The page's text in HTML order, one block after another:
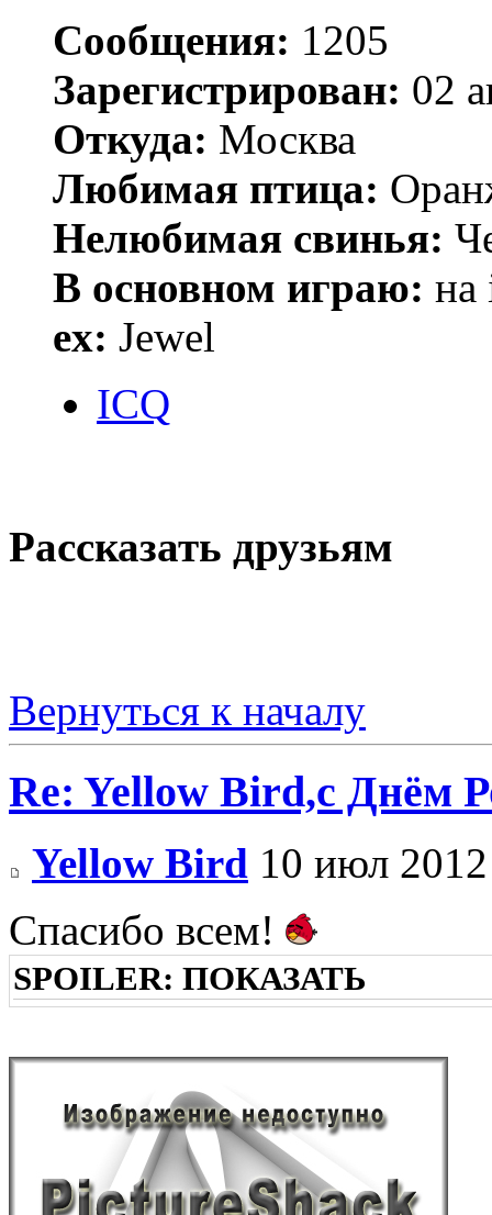
Сообщения: 1205
Зарегистрирован: 02
Откуда: Москва
Любимая птица:
Нелюбимая свинья:
В основном играю: на
ex: Jewel
ICQ
Рассказать друзьям
Вернуться к началу
Re: Yellow Bird,с Днём
Yellow Bird 10 июл
Спасибо всем!
SPOILER: ПОКАЗАТЬ